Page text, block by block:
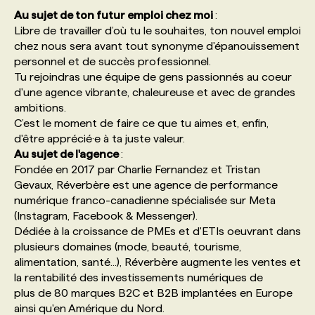
TENDANCES
ÉVÉNEMENTIEL
NOS AUTEUR‧RICES
ANNONCEZ AVEC NOUS
NOS FORMATEUR‧RICES
POURQUOI CHOISIR NOS FORMATIONS
NOS TARIFS
PROGRAMMES DE SUBVENTIONS
FAQ
ANNONCEZ AVEC NOUS
NOS EXPERTISES
FAQ
ANNONCEZ AVEC NOUS
Au sujet de ton futur emploi chez moi:
Libre de travailler d’où tu le souhaites, ton nouvel emploi
chez nous sera avant tout synonyme d'épanouissement
personnel et de succès professionnel.
Tu rejoindras une équipe de gens passionnés au coeur
d'une agence vibrante, chaleureuse et avec de grandes
ambitions.
C’est le moment de faire ce que tu aimes et, enfin,
d'être apprécié·e à ta juste valeur.
Au sujet de l'agence:
Fondée en 2017 par Charlie Fernandez et Tristan
Gevaux, Réverbère est une agence de performance
numérique franco-canadienne spécialisée sur Meta
(Instagram, Facebook & Messenger).
Dédiée à la croissance de PMEs et d'ETIs oeuvrant dans
plusieurs domaines (mode, beauté, tourisme,
alimentation, santé...), Réverbère augmente les ventes et
la rentabilité des investissements numériques de
plus de 80 marques B2C et B2B implantées en Europe
ainsi qu'en Amérique du Nord.